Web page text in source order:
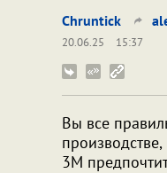
Chruntick
20.06.25
15:37
Вы все
3M